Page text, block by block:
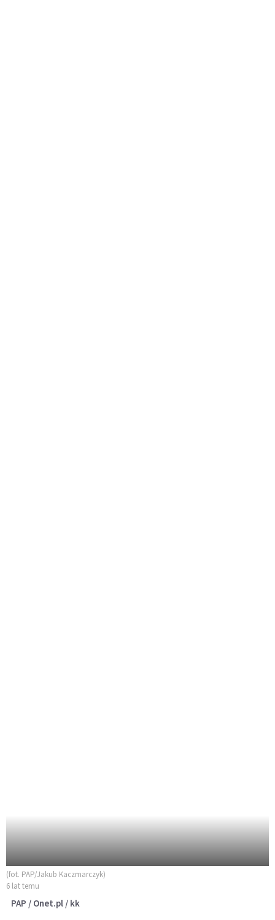
(fot. PAP/Jakub Kaczmarczyk)
6 lat temu
PAP / Onet.pl / kk